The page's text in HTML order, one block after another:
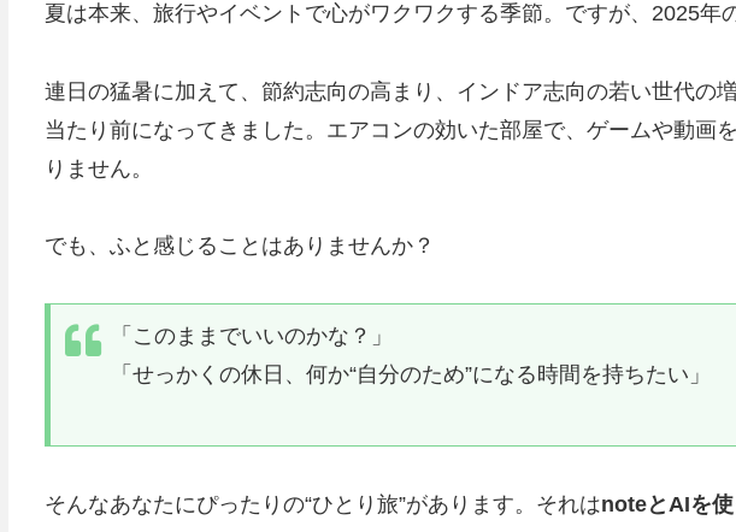
夏は本来、旅行やイベントで心がワクワクする季節。ですが、2025年
連日の猛暑に加えて、節約志向の高まり、インドア志向の若い世代の
当たり前になってきました。エアコンの効いた部屋で、ゲームや動画
りません。
でも、ふと感じることはありませんか？
「このままでいいのかな？」
「せっかくの休日、何か“自分のため”になる時間を持ちたい」
そんなあなたにぴったりの“ひとり旅”があります。それはnoteとAIを使